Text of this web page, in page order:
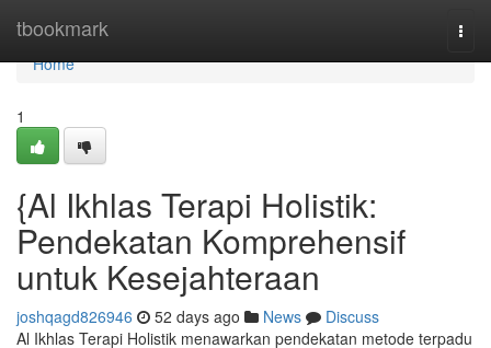
tbookmark
Home
Home
1
{Al Ikhlas Terapi Holistik:
Pendekatan Komprehensif
untuk Kesejahteraan
joshqagd826946 52 days ago News
Discuss
Al Ikhlas Terapi Holistik menawarkan pendekatan metode terpadu